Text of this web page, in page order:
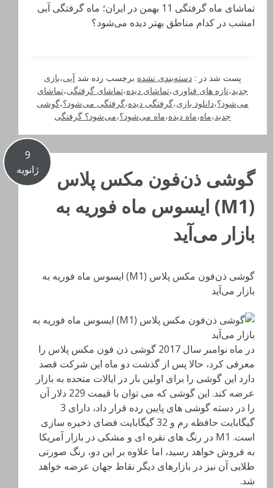
تماشای ماه گرفتگی 11 بهمن در ایران؛ ماه گرفتگی آبی
امشب در کدام مناطق بهتر دیده می‌شود؟
پست شد در : دسته‌بندی نشده برچسب زده شدآبی،بازی
جدید،تازه های فناوری،تماشای دیده،تماشای گرفتگی،تماشای
می‌شود؟،دانلود بازی،گرفتگی دیده،گرفتگی می‌شود؟،گوشی
جدید،ماه،ماه دیده،ماه می‌شود؟،می‌شود؟ گرفتگی
9
ژانویه
گوشی ذن‌فون مکس پلاس
(M1) ایسوس ماه فوریه به
بازار می‌آید
گوشی ذن‌فون مکس پلاس (M1) ایسوس ماه فوریه به
بازار می‌آید
در ماه نوامبر سال 2017 گوشی ذن فون مکس پلاس را
معرفی کرد، حالا پس از گذشت دو ماه این شرکت قصد
دارد این گوشی را برای اولین بار در ایالات متحده به بازار
عرضه کند. این گوشی که می توان با قیمت 229 دلار آن
را در دسته گوشی های پایین رده قرار داد، دارای 3
گیگابایت حافظه رم و 32 گیگابایت فضای ذخیره سازی
است. M1 در رنگ های نقره ای و مشکی در بازار آمریکا
به فروش خواهد رسید، اما علاوه بر این دو، رنگ صورتی
طلایی آن نیز در بازارهای دیگر نقاط جهان عرضه خواهد
شد.